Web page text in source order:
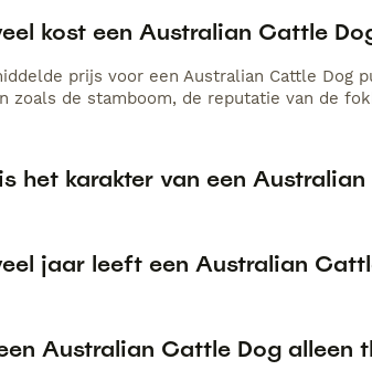
kost een Australian Cattle
prijs voor een Australian Cattle Dog
zoals de stamboom, de reputatie van de
het karakter van een
jaar leeft een Australian
Australian Cattle Dog alleen